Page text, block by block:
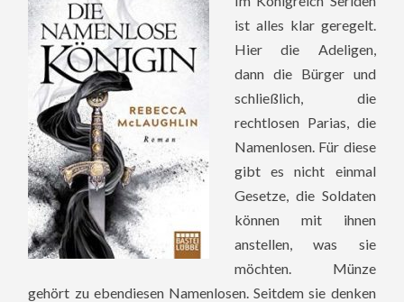
ist alles klar geregelt.
Hier die Adeligen,
dann die Bürger und
schließlich, die
rechtlosen Parias, die
Namenlosen. Für diese
gibt es nicht einmal
Gesetze, die Soldaten
können mit ihnen
anstellen, was sie
möchten. Münze
gehört zu ebendiesen Namenlosen. Seitdem sie denken